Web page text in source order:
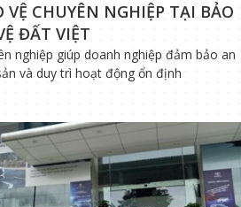
VỆ CHUYÊN NGHIỆP TẠI BẢO
ĐẤT VIỆT
nghiệp giúp doanh nghiệp đảm bảo an
và duy trì hoạt động ổn định